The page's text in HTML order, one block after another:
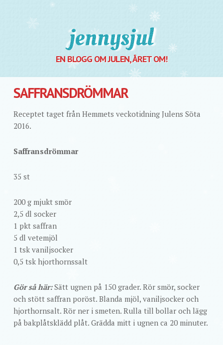
Jennysjul
EN BLOGG OM JULEN, ÅRET OM!
SAFFRANSDRÖMMAR
Receptet taget från Hemmets veckotidning Julens Söta
2016.
Saffransdrömmar
35 st
200 g mjukt smör
2,5 dl socker
1 pkt saffran
5 dl vetemjöl
1 tsk vaniljsocker
0,5 tsk hjorthornssalt
Gör så här:Sätt ugnen på 150 grader. Rör smör, socker
och stött saffran poröst. Blanda mjöl, vaniljsocker och
hjorthornsalt. Rör ner i smeten. Rulla till bollar och lägg
på bakplåtsklädd plåt. Grädda mitt i ugnen ca 20 minuter.